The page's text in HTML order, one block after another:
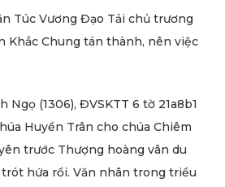
Túc Vương Đạo Tải chủ trương
Khắc Chung tán thành, nên việc
(1306), ĐVSKTT 6 tờ 21a8b1
Huyền Trân cho chúa Chiêm
trước Thượng hoàng vân du
hứa rồi. Văn nhân trong triều